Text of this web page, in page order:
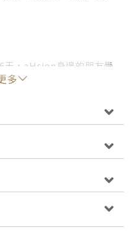
天，aHsien身邊的朋友覺
於是忍不住把網址偷偷
日在一起的甜蜜時光。
、身份證字號、一首
星球文化為了讓aHsien
多